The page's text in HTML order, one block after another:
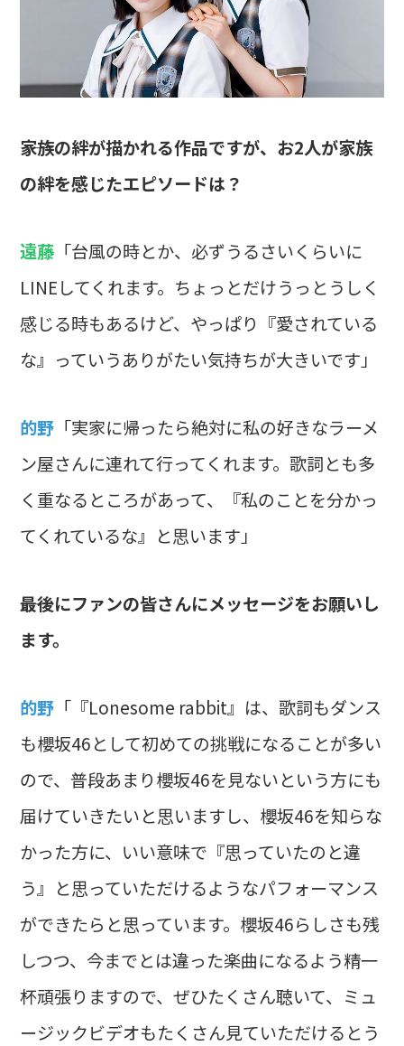
――家族の絆が描かれる作品ですが、お2人が家族
の絆を感じたエピソードは？
遠藤 「台風の時とか、必ずうるさいくらいに
LINEしてくれます。ちょっとだけうっとうしく
感じる時もあるけど、やっぱり『愛されている
な』っていうありがたい気持ちが大きいです」
的野 「実家に帰ったら絶対に私の好きなラーメ
ン屋さんに連れて行ってくれます。歌詞とも多
く重なるところがあって、『私のことを分かっ
てくれているな』と思います」
――最後にファンの皆さんにメッセージをお願いし
ます。
的野 「『Lonesome rabbit』は、歌詞もダンス
も櫻坂46として初めての挑戦になることが多い
ので、普段あまり櫻坂46を見ないという方にも
届けていきたいと思いますし、櫻坂46を知らな
かった方に、いい意味で『思っていたのと違
う』と思っていただけるようなパフォーマンス
ができたらと思っています。櫻坂46らしさも残
しつつ、今までとは違った楽曲になるよう精一
杯頑張りますので、ぜひたくさん聴いて、ミュ
ージックビデオもたくさん見ていただけるとう